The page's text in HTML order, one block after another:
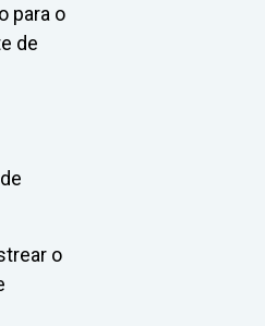
para o
de
o